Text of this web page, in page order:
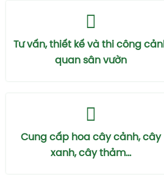
Tư vấn, thiết kế và thi công
quan sân vườn
Cung cấp hoa cây cảnh, cây
xanh, cây thảm...